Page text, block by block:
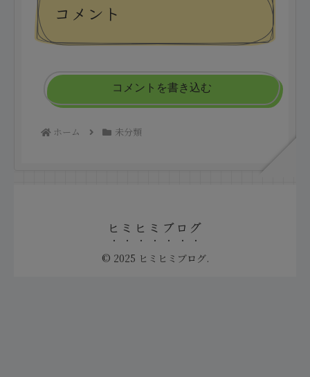
コメント
コメントを書き込む
ホーム 未分類
ヒミヒミブログ
© 2025 ヒミヒミブログ.